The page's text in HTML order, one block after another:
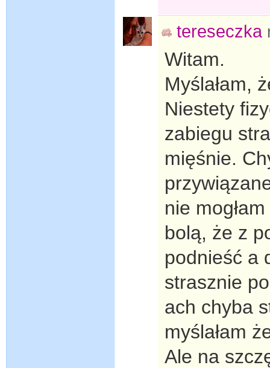
tereseczka
Witam.
Myślałam,
Niestety
zabiegu
mięśnie.
nie
bolą, że z
podnieść a
strasznie
ach chyba
myślałam
Ale na